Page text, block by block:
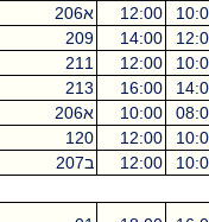
א206 מכסיקו
209 מכסיקו
211 מכסיקו
213 מכסיקו
א206 מכסיקו
120 מכסיקו
ב207 מכסיקו